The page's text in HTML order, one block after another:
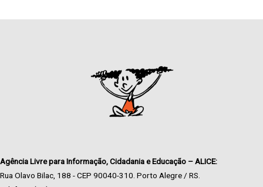
Agência Livre para Informação, Cidadania e Educação – ALICE:
Rua Olavo Bilac, 188 - CEP 90040-310. Porto Alegre / RS.